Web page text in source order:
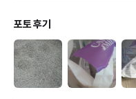
포토 후기